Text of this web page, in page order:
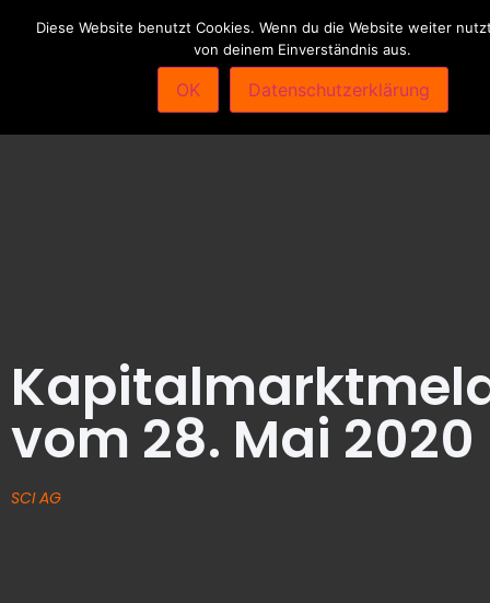
vom 28. Mai 2020
SCI AG
Diese Website benutzt Cookies. Wenn du die Website weiter
von deinem Einverständnis aus.
OK Datenschutzerklärung